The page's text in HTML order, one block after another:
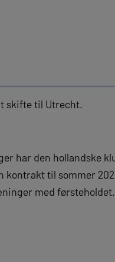
skifte til Utrecht.
har den hollandske
kontrakt til sommer
med førsteholdet.